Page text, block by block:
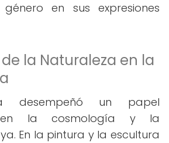
en sus expresiones
la Naturaleza en la
desempeñó un papel
en la cosmología y la
En la pintura y la escultura